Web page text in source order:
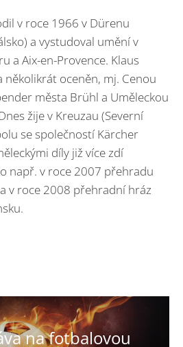
v roce 1966 v Dürenu
a vystudoval umění v
a Aix-en-Provence. Klaus
několikrát oceněn, mj. Cenou
města Brühl a Uměleckou
žije v Kreuzau (Severní
se společností Kärcher
díly již více zdí
např. v roce 2007 přehradu
v roce 2008 přehradní hráz
na fotbalovou